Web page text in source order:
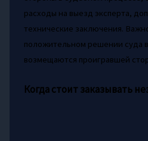
расходы на выезд эксперта,
технические заключения.
положительном решении суда
возмещаются проигравшей
Когда стоит заказывать